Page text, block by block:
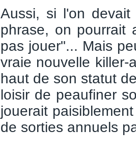
Aussi, si l'on
phrase, on pourrait
pas jouer"... Mais
vraie nouvelle
haut de son statut
loisir de peaufiner
jouerait
de sorties annuels